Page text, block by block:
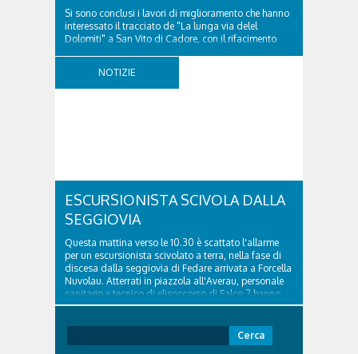
Si sono conclusi i lavori di miglioramento che hanno
interessato il tracciato de "La lunga via delel
Dolomiti" a San Vito di Cadore, con il rifacimento
appositi dissuasori in corrispondenza...
NOTIZIE
ESCURSIONISTA SCIVOLA DALLA
SEGGIOVIA
Questa mattina verso le 10.30 è scattato l'allarme
per un escursionista scivolato a terra, nella fase di
discesa dalla seggiovia di Fedare arrivata a Forcella
Nuvolau. Atterrati in piazzola all'Averau, personale
sanitario e tecnico di elisoccorso di Falco 2 hanno
raggiunto il 74enne di Teolo...
per: